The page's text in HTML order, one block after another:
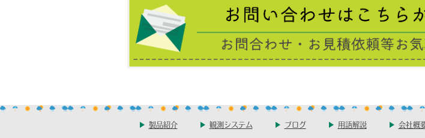
製品紹介 観測システム ブログ 用語解説 会社概